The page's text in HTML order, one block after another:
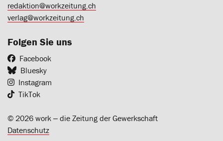
redaktion@workzeitung.ch
verlag@workzeitung.ch
Folgen Sie uns
Facebook
Bluesky
Instagram
TikTok
© 2026 work ‒ die Zeitung der Gewerkschaft
Datenschutz